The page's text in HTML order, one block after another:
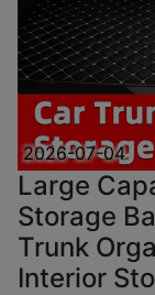
2026-07-04
Large
Storage
Trunk
Interior